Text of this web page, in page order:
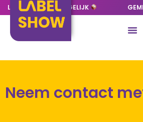
LAGE OPLAGES MOGELIJK
Neem contact